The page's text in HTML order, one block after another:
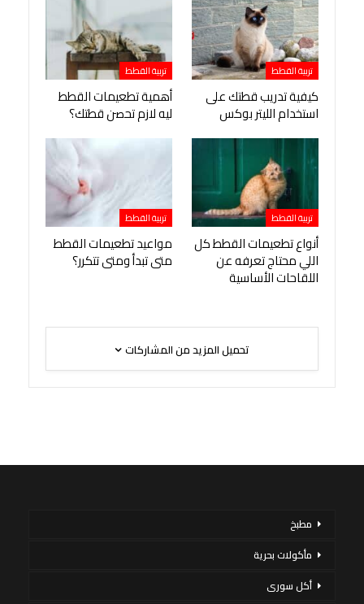
تربية القطط
كيفية تدريب قطتك على
استخدام الليتر بوكس
تربية القطط
أهمية تطعيمات القطط
ليه لازم تحصن قطتك؟
تربية القطط
أنواع تطعيمات القطط كل
اللي محتاج تعرفه عن
اللقاحات الأساسية
تربية القطط
مواعيد تطعيمات القطط
متى تبدأ ومتى تتكرر؟
تحميل المزيد من المشاركات
مطبخ
مأكولات بحرية
أكل سورى